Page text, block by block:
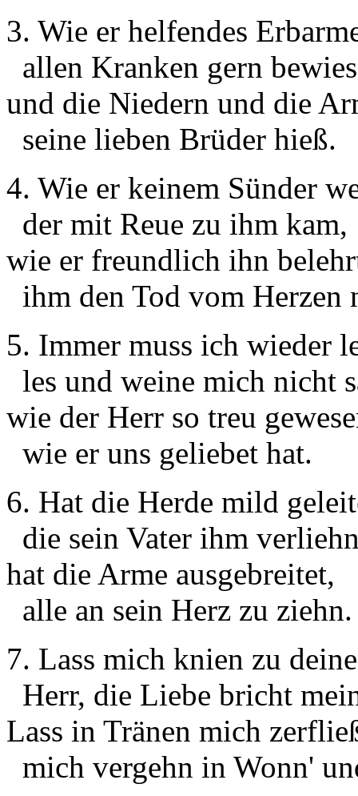
3. Wie er helfendes
allen Kranken gern bewies
und die Niedern und die
seine lieben Brüder hieß.
4. Wie er keinem Sünder
der mit Reue zu ihm kam,
wie er freundlich ihn
ihm den Tod vom Herzen
5. Immer muss ich wieder
les und weine mich nicht
wie der Herr so treu
wie er uns geliebet hat.
6. Hat die Herde mild
die sein Vater ihm
hat die Arme ausgebreitet,
alle an sein Herz zu ziehn.
7. Lass mich knien zu
Herr, die Liebe bricht
Lass in Tränen mich
mich vergehn in Wonn'